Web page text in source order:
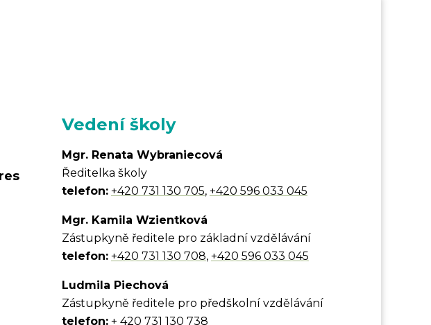
Vedení školy​
Mgr. Renata Wybraniecová
Ředitelka školy
telefon: +420 731 130 705, +420 596 033 045
Mgr. Kamila Wzientková
Zástupkyně ředitele pro základní vzdělávání
telefon: +420 731 130 708, +420 596 033 045
Ludmila Piechová
Zástupkyně ředitele pro předškolní vzdělávání
telefon: + 420 731 130 738